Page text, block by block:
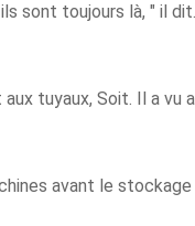
sont toujours là, " il
tuyaux, Soit. Il a vu
avant le stockage